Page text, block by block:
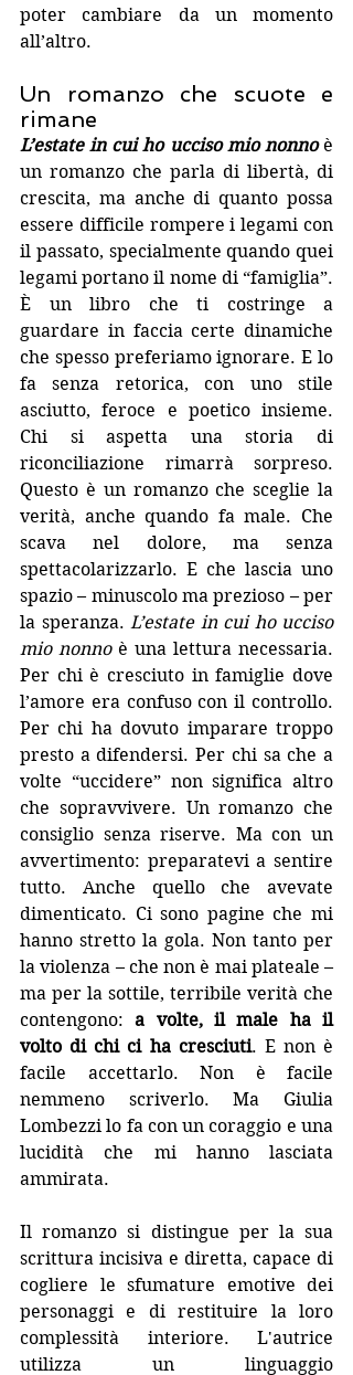
poter cambiare da un momento
all’altro.
Un romanzo che scuote e
rimane
L’estate in cui ho ucciso mio nonno è
un romanzo che parla di libertà, di
crescita, ma anche di quanto possa
essere difficile rompere i legami con
il passato, specialmente quando quei
legami portano il nome di “famiglia”.
È un libro che ti costringe a
guardare in faccia certe dinamiche
che spesso preferiamo ignorare. E lo
fa senza retorica, con uno stile
asciutto, feroce e poetico insieme.
Chi si aspetta una storia di
riconciliazione rimarrà sorpreso.
Questo è un romanzo che sceglie la
verità, anche quando fa male. Che
scava nel dolore, ma senza
spettacolarizzarlo. E che lascia uno
spazio – minuscolo ma prezioso – per
la speranza. L’estate in cui ho ucciso
mio nonno è una lettura necessaria.
Per chi è cresciuto in famiglie dove
l’amore era confuso con il controllo.
Per chi ha dovuto imparare troppo
presto a difendersi. Per chi sa che a
volte “uccidere” non significa altro
che sopravvivere. Un romanzo che
consiglio senza riserve. Ma con un
avvertimento: preparatevi a sentire
tutto. Anche quello che avevate
dimenticato. Ci sono pagine che mi
hanno stretto la gola. Non tanto per
la violenza – che non è mai plateale –
ma per la sottile, terribile verità che
contengono: a volte, il male ha il
volto di chi ci ha cresciuti. E non è
facile accettarlo. Non è facile
nemmeno scriverlo. Ma Giulia
Lombezzi lo fa con un coraggio e una
lucidità che mi hanno lasciata
ammirata.
Il romanzo si distingue per la sua
scrittura incisiva e diretta, capace di
cogliere le sfumature emotive dei
personaggi e di restituire la loro
complessità interiore. L'autrice
utilizza un linguaggio